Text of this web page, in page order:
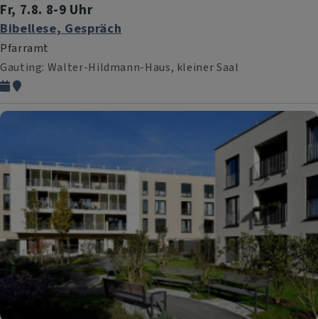
Fr, 7.8. 8-9 Uhr
Bibellese, Gespräch
Pfarramt
Gauting Walter-Hildmann-Haus, kleiner Saal